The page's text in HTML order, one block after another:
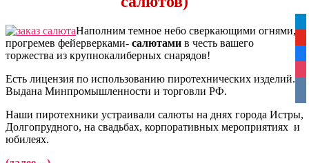
Наполним темное небо сверкающими огнями,
прогремев фейерверками- салютами в честь вашего
торжества из крупнокалиберных снарядов!
Есть лицензия по использованию пиротехнических изделий.
Выдана Минпромышленности и торговли РФ.
Наши пиротехники устраивали салюты на днях города Истры,
Долгопрудного, на свадьбах, корпоративных мероприятиях и
юбилеях.